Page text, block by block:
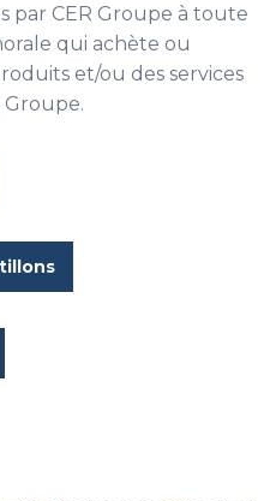
par CER Groupe à toute
qui achète ou
et/ou des services
Groupe.